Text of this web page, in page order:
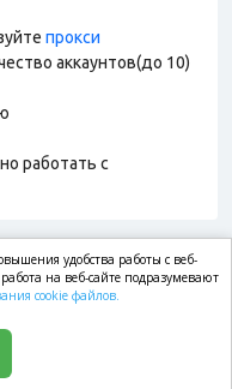
прокси
аккаунтов(до 10)
работать с
удобства работы с веб-
на веб-сайте подразумевают
cookie файлов.